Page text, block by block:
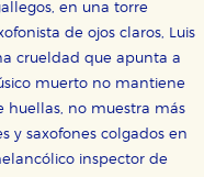
en una torre
de ojos claros, Luis
crueldad que apunta a
muerto no mantiene
huellas, no muestra más
y saxofones colgados en
inspector de